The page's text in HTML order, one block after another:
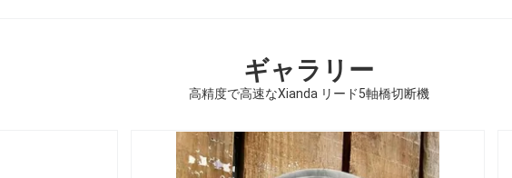
ギャラリー
高精度で高速なXianda リード5軸橋切断機